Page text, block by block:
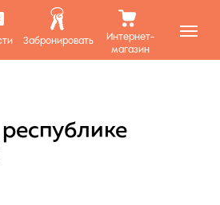
Забронировать
Интернет-
магазин